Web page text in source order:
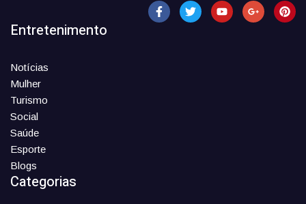
Entretenimento
Notícias
Mulher
Turismo
Social
Saúde
Esporte
Blogs
Categorias